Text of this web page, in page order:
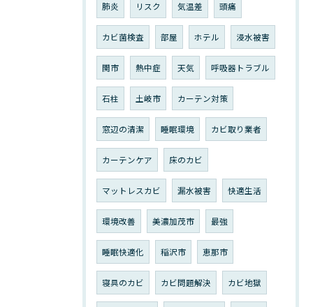
肺炎 リスク 気温差 頭痛
カビ菌検査 部屋 ホテル 浸水被害
関市 熱中症 天気 呼吸器トラブル
石柱 土岐市 カーテン対策
窓辺の清潔 睡眠環境 カビ取り業者
カーテンケア 床のカビ
マットレスカビ 漏水被害 快適生活
環境改善 美濃加茂市 最強
睡眠快適化 稲沢市 恵那市
寝具のカビ カビ問題解決 カビ地獄